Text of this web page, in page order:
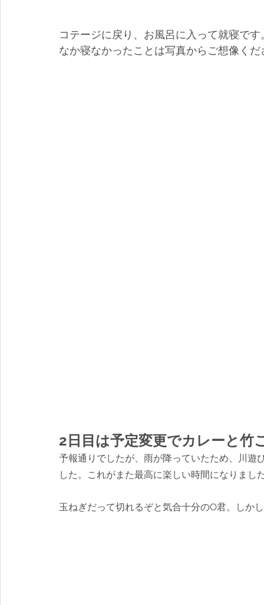
コテージに戻り、お風呂に入って就寝で
なか寝なかったことは写真からご想像くだ
2日目は予定変更でカレーと竹
予報通りでしたが、雨が降っていたため、川遊
した。これがまた最高に楽しい時間になりまし
玉ねぎだって切れるぞと気合十分のO君。しか